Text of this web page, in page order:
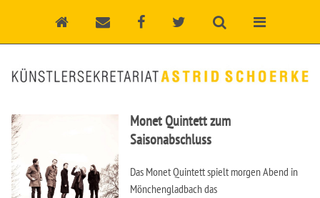
Monet Quintett zum
Saisonabschluss
Das Monet Quintett spielt morgen Abend in
Mönchengladbach das